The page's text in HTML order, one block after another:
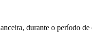
durante o período